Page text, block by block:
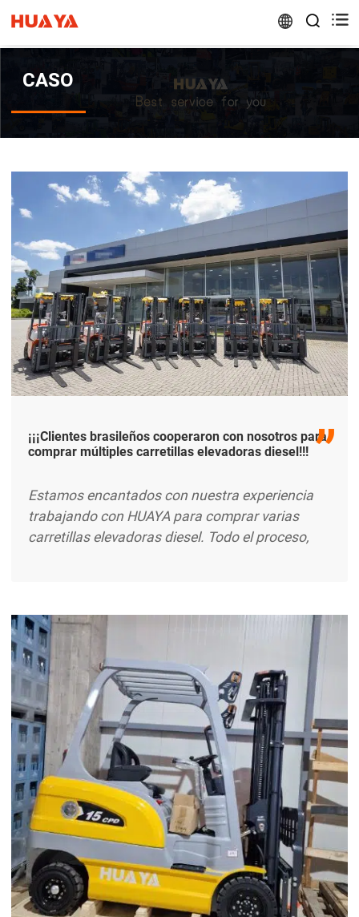
 
CASO
¡¡¡Clientes brasileños cooperaron con nosotros para
comprar múltiples carretillas elevadoras diesel!!!
Estamos encantados con nuestra experiencia
trabajando con HUAYA para comprar varias
carretillas elevadoras diesel. Todo el proceso,
perfectamente a nuestras necesidades. El equipo
de HUAYA nos proporcionó un apoyo excepcional
en todo momento, asegurándose de que
recibiéramos el equipo adecuado para nuestras
operaciones en Brasil. excerpt ...